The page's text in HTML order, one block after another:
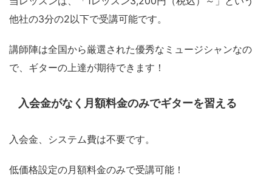
他社の3分の2以下で受講可能です。
講師陣は全国から厳選された優秀なミュージシャンなの
で、ギターの上達が期待できます！
入会金がなく月額料金のみでギターを習える
入会金、システム費は不要です。
低価格設定の月額料金のみで受講可能！